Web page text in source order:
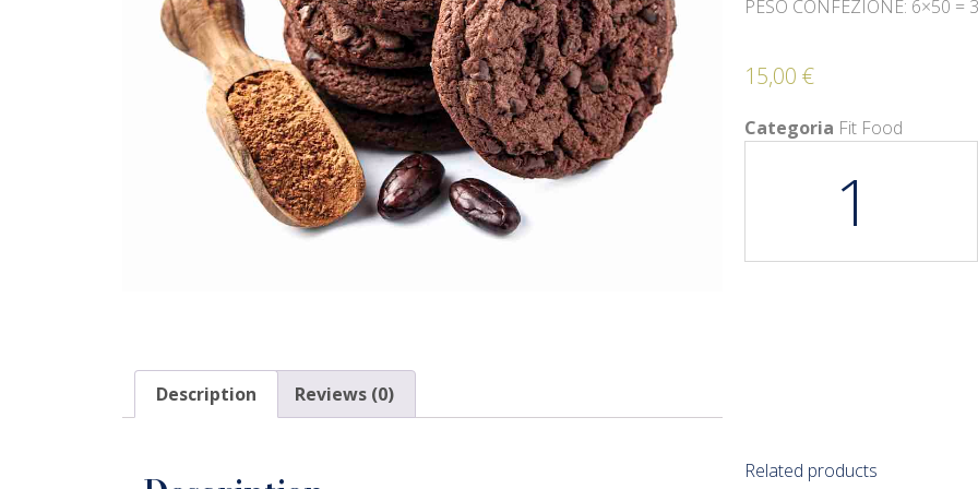
PESO CONFEZIONE: 6×50 =
15,00 €
Categoria Fit Food
Description Reviews (0)
Related products